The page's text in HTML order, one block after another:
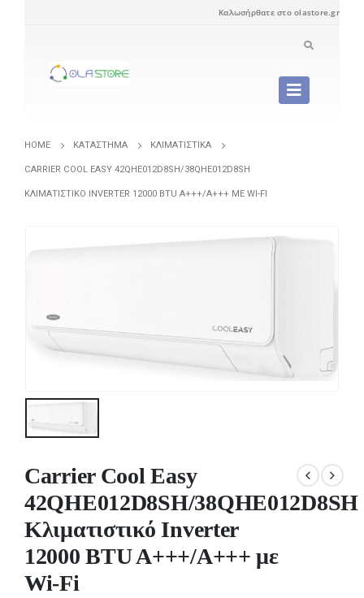
Καλωσήρθατε στο olastore.gr
HOME ΚΑΤΆΣΤΗΜΑ ΚΛΙΜΑΤΙΣΤΙΚΆ
CARRIER COOL EASY 42QHE012D8SH/38QHE012D8SH
ΚΛΙΜΑΤΙΣΤΙΚΌ INVERTER 12000 BTU A+++/A+++ ΜΕ WI-FI
Carrier Cool Easy
42QHE012D8SH/38QHE012D8SH
Κλιματιστικό Inverter
12000 BTU A+++/A+++ με
Wi-Fi